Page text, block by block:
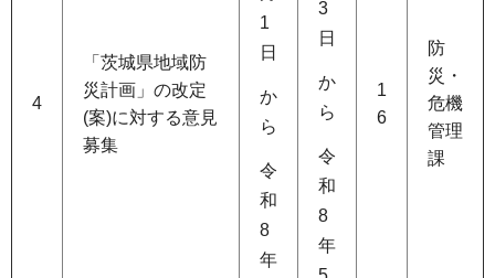
4
「茨城県地域防
災計画」の改定
(案)に対する意見
募集
1
日
か
ら
令
和
8
年
3
日
か
ら
令
和
8
年
1
6
防
災・
危機
管理
課